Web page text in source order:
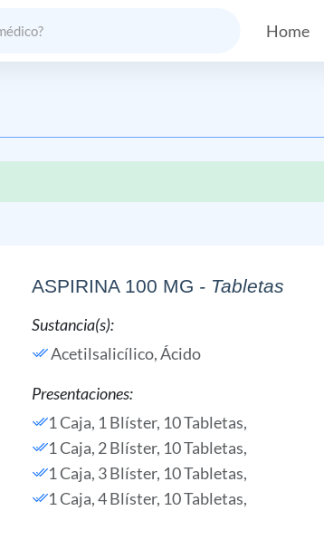
Home
ASPIRINA 100 MG - Tabletas
Sustancia(s):
Acetilsalicílico, Ácido
Presentaciones:
1 Caja, 1 Blíster, 10 Tabletas,
1 Caja, 2 Blíster, 10 Tabletas,
1 Caja, 3 Blíster, 10 Tabletas,
1 Caja, 4 Blíster, 10 Tabletas,